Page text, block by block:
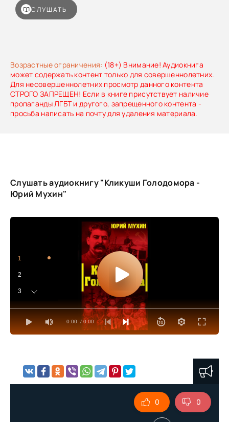
передергиваний, подтасовок и подлогов, которой
пользуются «оранжевые» фашисты.Книга также
Возрастные ограничения: (18+) Внимание! Аудиокнига
может содержать контент только для совершеннолетних.
Для несовершеннолетних просмотр данного контента
СТРОГО ЗАПРЕЩЕН! Если в книге присутствует наличие
пропаганды ЛГБТ и другого, запрещенного контента -
просьба написать на почту для удаления материала.
СЛУШАТЬ
Слушать аудиокнигу "Кликуши Голодомора -
Юрий Мухин"
0:00 / 0:00
1
2
3
4
0 0